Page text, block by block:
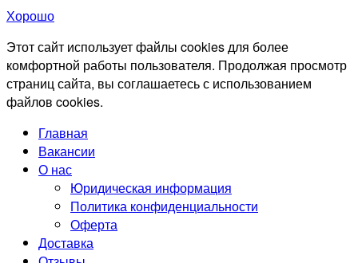
Хорошо
Этот сайт использует файлы cookies для более
комфортной работы пользователя. Продолжая просмотр
страниц сайта, вы соглашаетесь с использованием
файлов cookies.
Главная
Вакансии
О нас
Юридическая информация
Политика конфиденциальности
Оферта
Доставка